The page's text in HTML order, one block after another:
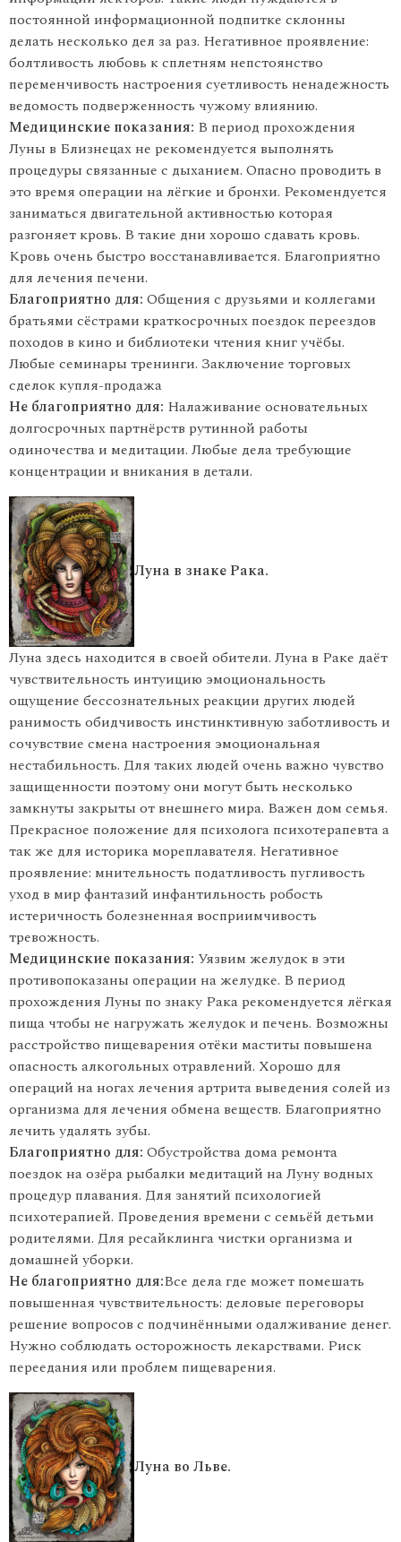
постоянной информационнoй подпитке склонны
делать несколько дел за раз. Негативное проявление:
болтливость любовь к сплетням непстоянство
переменчивость настроения суетливость ненадежность
ведомость подверженность чужому влиянию.
Медицинские показания: В период прохождения
Луны в Близнецах не рекомендуется выполнять
процедуры связанные с дыханием. Опасно проводить в
это время операции на лёгкие и бронхи. Рекомендуется
заниматься двигательной активностью которая
разгоняет кровь. В такие дни хорошо сдавать кровь.
Кровь очень быстро восстанавливается. Благоприятно
для лечения печени.
Благоприятно для: Общения с друзьями и коллегами
братьями сёстрами краткосрочных поездок переездов
походов в кино и библиотеки чтения книг учёбы.
Любые семинары тренинги. Заключение торговых
сделок купля-продажа
Не благоприятно для: Налаживание основательных
долгосрочных партнёрств рутинной работы
одиночества и медитации. Любые дела требующие
концентрации и вникания в детали.
Луна в знаке Рака.
Луна здесь находится в своей обители. Луна в Раке даёт
чувствительность интуицию эмоциональность
ощущение бессознательных реакции других людей
ранимость обидчивость инстинктивную заботливость и
сочувствие смена настроения эмоциональная
нестабильность. Для таких людей очень важно чувство
защищенности поэтому они могут быть несколько
замкнуты закрыты от внешнего мира. Важен дом семья.
Прекрасное положение для психолога психотерапевта а
так же для историка мореплавателя. Негативное
проявление: мнительность податливость пугливость
уход в мир фантазий инфантильность робость
истеричность болезненная восприимчивость
тревожность.
Медицинские показания: Уязвим желудок в эти
противопоказаны операции на желудке. В период
прохождения Луны по знаку Рака рекомендуется лёгкая
пища чтобы не нагружать желудок и печень. Возможны
расстройство пищеварения отёки маститы повышена
опасность алкогольных отравлений. Хорошо для
операций на ногах лечения артрита выведения солей из
организма для лечения обмена веществ. Благоприятно
лечить удалять зубы.
Благоприятно для: Обустройства дома ремонта
поездок на озёра рыбалки медитаций на Луну водных
процедур плавания. Для занятий психологией
психотерапией. Проведения времени с семьёй детьми
родителями. Для ресайклинга чистки организма и
домашней уборки.
Не благоприятно для:Все дела где может помешать
повышенная чувствительность: деловые переговоры
решение вопросов с подчинёнными одалживание денег.
Нужно соблюдать осторожность лекарствами. Риск
переедания или проблем пищеварения.
Луна во Льве.